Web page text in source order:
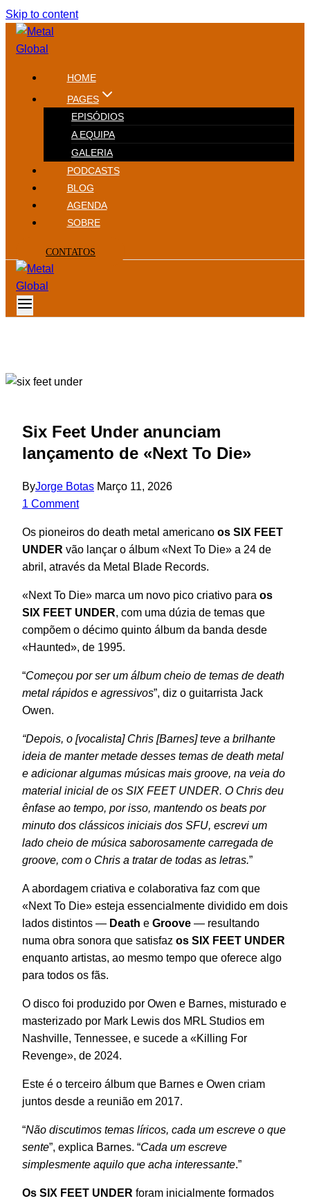
Skip to content
HOME
PAGES
EPISÓDIOS
A EQUIPA
GALERIA
PODCASTS
BLOG
AGENDA
SOBRE
CONTATOS
Six Feet Under anunciam
lançamento de «Next To Die»
ByJorge Botas Março 11, 2026
1 Comment
Os pioneiros do death metal americano os SIX FEET
UNDER vão lançar o álbum «Next To Die» a 24 de
abril, através da Metal Blade Records.
«Next To Die» marca um novo pico criativo para os
SIX FEET UNDER, com uma dúzia de temas que
compõem o décimo quinto álbum da banda desde
«Haunted», de 1995.
“Começou por ser um álbum cheio de temas de death
metal rápidos e agressivos”, diz o guitarrista Jack
Owen.
“Depois, o [vocalista] Chris [Barnes] teve a brilhante
ideia de manter metade desses temas de death metal
e adicionar algumas músicas mais groove, na veia do
material inicial de os SIX FEET UNDER. O Chris deu
ênfase ao tempo, por isso, mantendo os beats por
minuto dos clássicos iniciais dos SFU, escrevi um
lado cheio de música saborosamente carregada de
groove, com o Chris a tratar de todas as letras.”
A abordagem criativa e colaborativa faz com que
«Next To Die» esteja essencialmente dividido em dois
lados distintos — Death e Groove — resultando
numa obra sonora que satisfaz os SIX FEET UNDER
enquanto artistas, ao mesmo tempo que oferece algo
para todos os fãs.
O disco foi produzido por Owen e Barnes, misturado e
masterizado por Mark Lewis dos MRL Studios em
Nashville, Tennessee, e sucede a «Killing For
Revenge», de 2024.
Este é o terceiro álbum que Barnes e Owen criam
juntos desde a reunião em 2017.
“Não discutimos temas líricos, cada um escreve o que
sente”, explica Barnes. “Cada um escreve
simplesmente aquilo que acha interessante.”
Os SIX FEET UNDER foram inicialmente formados